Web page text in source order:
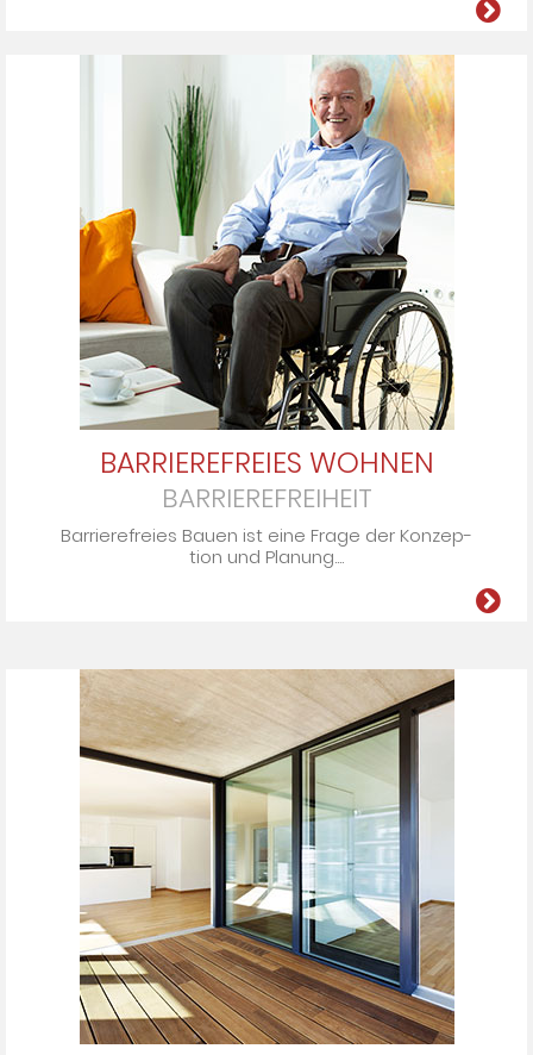
BARRIEREFREIES WOHNEN
BARRIEREFREIHEIT
Barrierefreies Bauen ist eine Fra­ge der Kon­zep­
tion und Pla­nung....